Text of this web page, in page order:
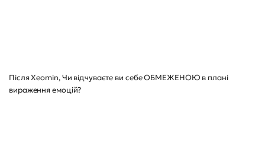
Після Xeomin, Чи відчуваєте ви себе ОБМЕЖЕНОЮ в плані
вираження емоцій?